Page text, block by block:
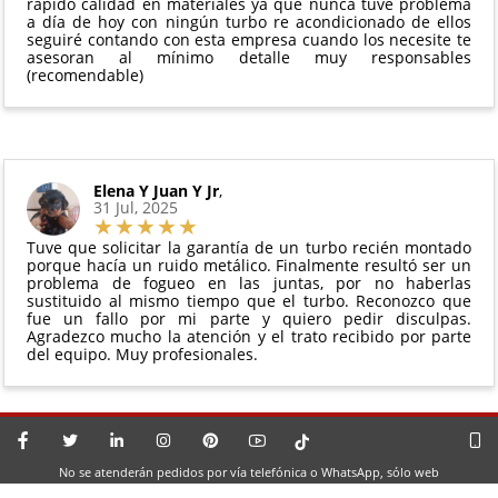
a día de hoy con ningún turbo re acondicionado de ellos
seguiré contando con esta empresa cuando los necesite te
asesoran al mínimo detalle muy responsables
(recomendable)
Elena Y Juan Y Jr,
31 Jul, 2025
Tuve que solicitar la garantía de un turbo recién montado
porque hacía un ruido metálico. Finalmente resultó ser un
problema de fogueo en las juntas, por no haberlas
sustituido al mismo tiempo que el turbo. Reconozco que
fue un fallo por mi parte y quiero pedir disculpas.
Agradezco mucho la atención y el trato recibido por parte
del equipo. Muy profesionales.
No se atenderán pedidos por vía telefónica o WhatsApp, sólo web